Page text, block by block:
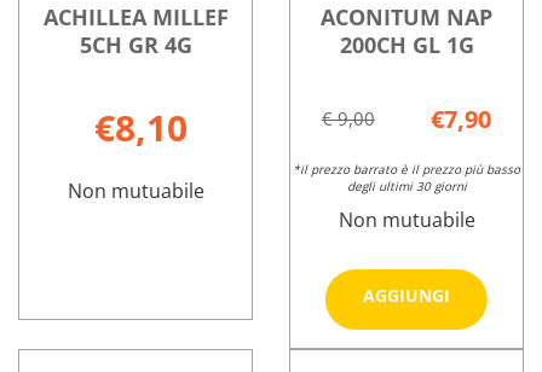
ACHILLEA MILLEF
5CH GR 4G
€8,10
Non mutuabile
MILLEF
su ACHILLEA
ACONITUM NAP
200CH GL 1G
€ 9,00 €7,90
*il prezzo barrato è il prezzo più basso
degli ultimi 30 giorni
Non mutuabile
AGGIUNGI
Aggiungi
NAP
200CH